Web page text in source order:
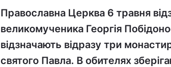
Православна Церква 6 травня
великомученика Георгія
відзначають відразу три
святого Павла. В обителях